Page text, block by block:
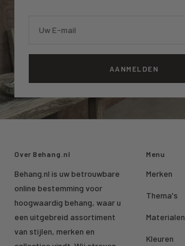
Uw E-mail
AANMELDEN
Over Behang.nl
Behang.nl is uw betrouwbare
online bestemming voor
hoogwaardig behang, waar u
een uitgebreid assortiment
van stijlen, merken en
Menu
Merken
Thema's
Materialen
Kleuren